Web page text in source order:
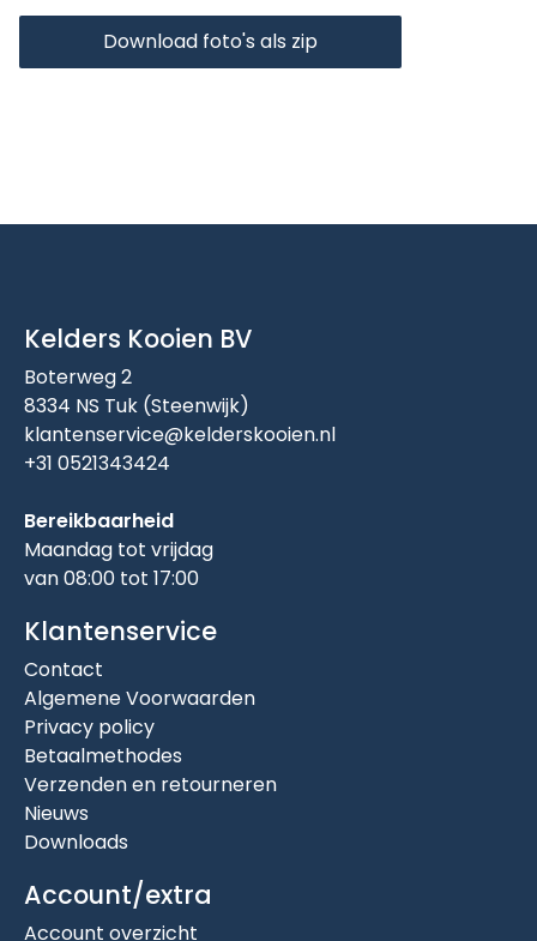
Download foto's als zip
Kelders Kooien BV
Boterweg 2
8334 NS Tuk (Steenwijk)
klantenservice@kelderskooien.nl
+31 0521343424
Bereikbaarheid
Maandag tot vrijdag
van 08:00 tot 17:00
Klantenservice
Contact
Algemene Voorwaarden
Privacy policy
Betaalmethodes
Verzenden en retourneren
Nieuws
Downloads
Account/extra
Account overzicht